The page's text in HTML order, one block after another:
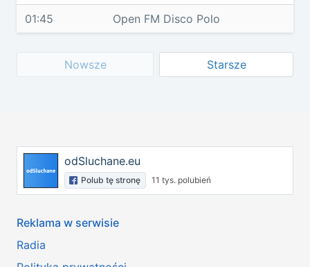
01:45 Open FM Disco Polo
Nowsze Starsze
odSluchane.eu
Polub tę stronę 11 tys. polubień
Reklama w serwisie
Radia